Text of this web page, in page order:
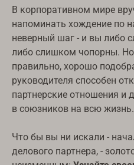
В корпоративном мире
напоминать хождение по
неверный шаг - и вы либо
либо слишком чопорны. Но
правильно, хорошо
руководителя способен
партнерские отношения и
в союзников на всю жизнь.
Что бы вы ни искали -
делового партнера, -